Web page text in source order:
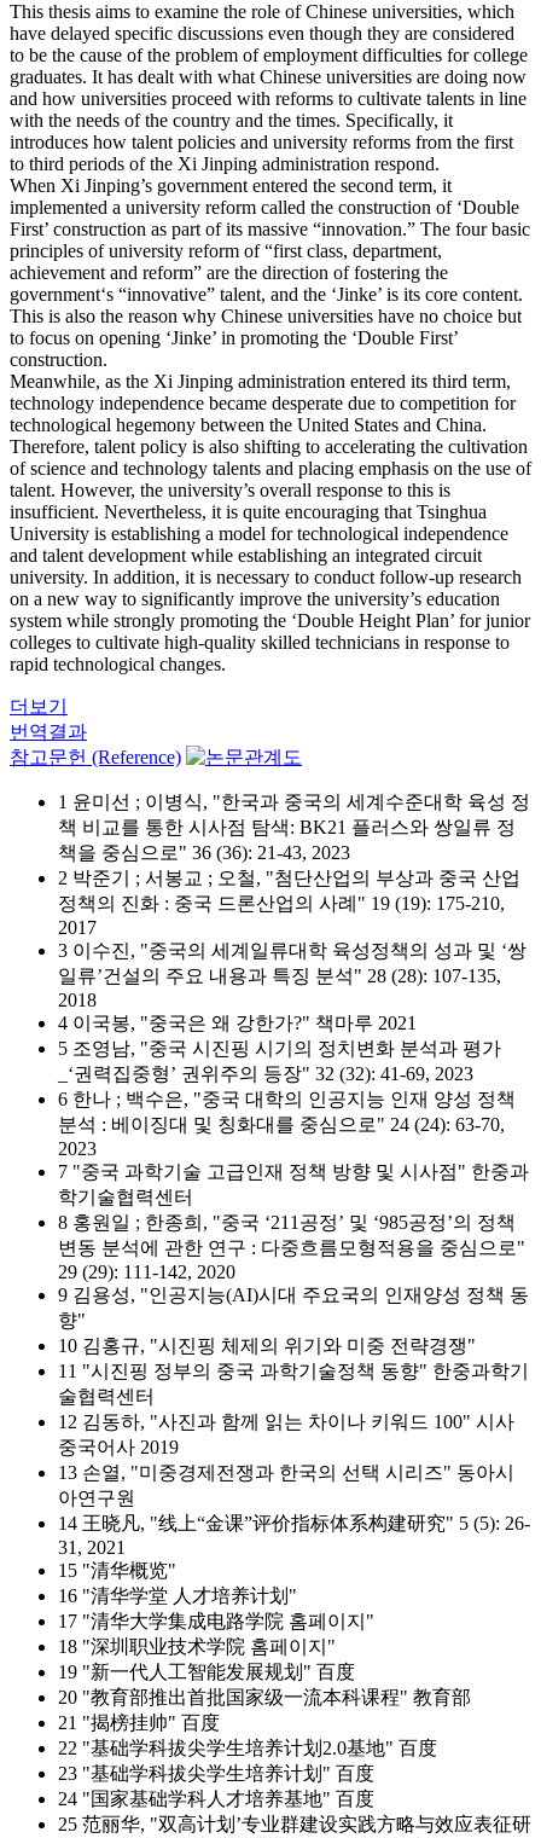
This thesis aims to examine the role of Chinese universities, which
have delayed specific discussions even though they are considered
to be the cause of the problem of employment difficulties for college
graduates. It has dealt with what Chinese universities are doing now
and how universities proceed with reforms to cultivate talents in line
with the needs of the country and the times. Specifically, it
introduces how talent policies and university reforms from the first
to third periods of the Xi Jinping administration respond.
When Xi Jinping’s government entered the second term, it
implemented a university reform called the construction of ‘Double
First’ construction as part of its massive “innovation.” The four basic
principles of university reform of “first class, department,
achievement and reform” are the direction of fostering the
government‘s “innovative” talent, and the ‘Jinke’ is its core content.
This is also the reason why Chinese universities have no choice but
to focus on opening ‘Jinke’ in promoting the ‘Double First’
construction.
Meanwhile, as the Xi Jinping administration entered its third term,
technology independence became desperate due to competition for
technological hegemony between the United States and China.
Therefore, talent policy is also shifting to accelerating the cultivation
of science and technology talents and placing emphasis on the use of
talent. However, the university’s overall response to this is
insufficient. Nevertheless, it is quite encouraging that Tsinghua
University is establishing a model for technological independence
and talent development while establishing an integrated circuit
university. In addition, it is necessary to conduct follow-up research
on a new way to significantly improve the university’s education
system while strongly promoting the ‘Double Height Plan’ for junior
colleges to cultivate high-quality skilled technicians in response to
rapid technological changes.
더보기
번역결과
참고문헌 (Reference)
1 윤미선 ; 이병식, "한국과 중국의 세계수준대학 육성 정
책 비교를 통한 시사점 탐색: BK21 플러스와 쌍일류 정
책을 중심으로" 36 (36): 21-43, 2023
2 박준기 ; 서봉교 ; 오철, "첨단산업의 부상과 중국 산업
정책의 진화 : 중국 드론산업의 사례" 19 (19): 175-210,
2017
3 이수진, "중국의 세계일류대학 육성정책의 성과 및 ‘쌍
일류’건설의 주요 내용과 특징 분석" 28 (28): 107-135,
2018
4 이국봉, "중국은 왜 강한가?" 책마루 2021
5 조영남, "중국 시진핑 시기의 정치변화 분석과 평가
_‘권력집중형’ 권위주의 등장" 32 (32): 41-69, 2023
6 한나 ; 백수은, "중국 대학의 인공지능 인재 양성 정책
분석 : 베이징대 및 칭화대를 중심으로" 24 (24): 63-70,
2023
7 "중국 과학기술 고급인재 정책 방향 및 시사점" 한중과
학기술협력센터
8 홍원일 ; 한종희, "중국 ʻ211공정ʼ 및 ʻ985공정ʼ의 정책
변동 분석에 관한 연구 : 다중흐름모형적용을 중심으로"
29 (29): 111-142, 2020
9 김용성, "인공지능(AI)시대 주요국의 인재양성 정책 동
향"
10 김홍규, "시진핑 체제의 위기와 미중 전략경쟁"
11 "시진핑 정부의 중국 과학기술정책 동향" 한중과학기
술협력센터
12 김동하, "사진과 함께 읽는 차이나 키워드 100" 시사
중국어사 2019
13 손열, "미중경제전쟁과 한국의 선택 시리즈" 동아시
아연구원
14 王晓凡, "线上“金课”评价指标体系构建研究" 5 (5): 26-
31, 2021
15 "清华概览"
16 "清华学堂 人才培养计划"
17 "清华大学集成电路学院 홈페이지"
18 "深圳职业技术学院 홈페이지"
19 "新一代人工智能发展规划" 百度
20 "教育部推出首批国家级一流本科课程" 教育部
21 "揭榜挂帅" 百度
22 "基础学科拔尖学生培养计划2.0基地" 百度
23 "基础学科拔尖学生培养计划" 百度
24 "国家基础学科人才培养基地" 百度
25 范丽华, "双高计划’专业群建设实践方略与效应表征研